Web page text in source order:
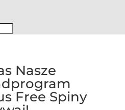
Nasze
Free Spiny